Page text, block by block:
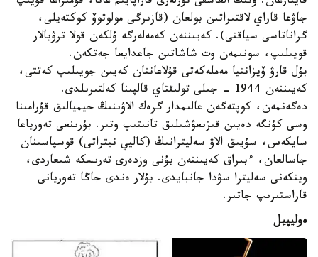
جاۋعا قاراي لاقتىراتىن بولعان (قازىرگى مولوتوۆ كوكتەيلى،
گراناتاسى سياقتى). كەيىننەن كەمەلەرگە ۇلكەن قولا ترۋبالار
قويىلىپ، سونىمەن وت شاشاتىن جاعدايعا جەتكەن.
بۇل قارۋ ۆيزانتيا مەملەكەتى قۇلاعاننان كەيىن جويىلىپ كەتتى،
كەيىننەن 1944 - جىلى تولىقتاي قالپىنا كەلتىرىلدى.
دەگەنمەن، كوپتەگەن عالىمدار گرەك الاۋىنىڭ حيميالىق قۇرامىنا
وسى كۇنگە دەيىن قىزىعۋشىلىق تانىتىپ وتىر. بۇرىنعى تەورياعا
سايكەس، سۇيىق الاۋ سەليترانىڭ (كاليي نيتراتى) قوسپاسىنان
جاسالعان، ءبىراق كەيىننەن بۇنى وزدەرى تەرىسكە شىعاردى،
ويتكەنى سەليترا سۋدا جانبايدى. بۇلار ەندى جاڭا تەوريانى
قاراستىرىپ جاتىر.
ەوليپيل